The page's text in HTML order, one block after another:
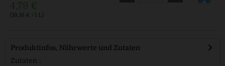
4,79 €
(19,16 € / 1 L)
Produktinfos, Nährwerte und Zutaten
Zutaten :